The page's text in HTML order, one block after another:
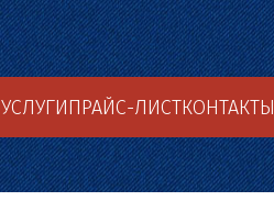
УСЛУГИПРАЙС-ЛИСТКОНТАКТЫ